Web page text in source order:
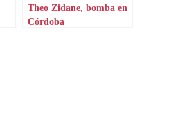
Theo Zidane, bomba en
Córdoba